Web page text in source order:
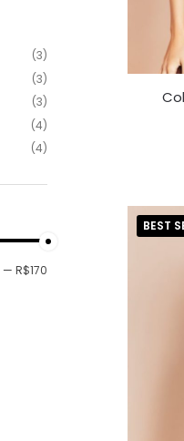
BEST
(3)
(3)
(3)
(4)
(4)
—R$170